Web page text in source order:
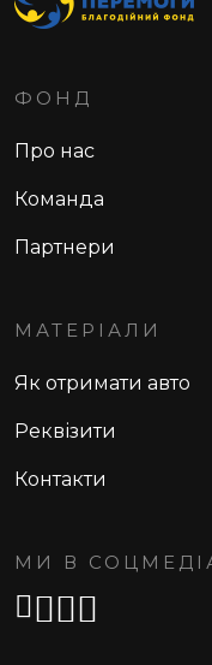
ФОНД
Про нас
Команда
Партнери
МАТЕРІАЛИ
Як отримати авто
Реквізити
Контакти
МИ В